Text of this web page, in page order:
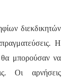
διεκδικητών
Η
θα μπορούσαν να
Οι αρνήσεις